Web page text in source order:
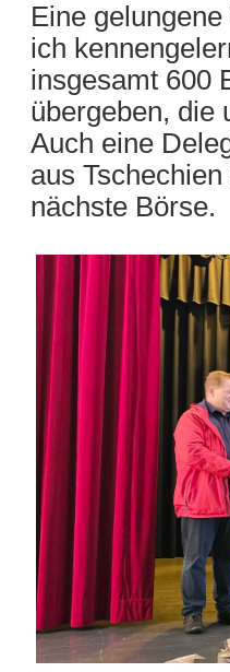
Eine
ich
insgesamt 600
übergeben, die
Auch eine
aus
nächste Börse.